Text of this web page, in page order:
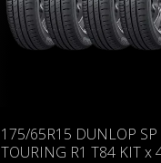
175/65R15 DUNLOP SP
TOURING R1 T84 KIT x